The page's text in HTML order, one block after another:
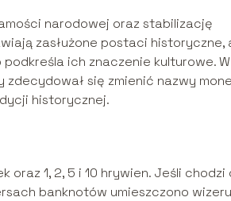
narodowej oraz stabilizację
zasłużone postaci historyczne,
ich znaczenie kulturowe. W
zdecydował się zmienić nazwy
historycznej.
oraz 1, 2, 5 i 10 hrywien. Jeśli chodzi
banknotów umieszczono